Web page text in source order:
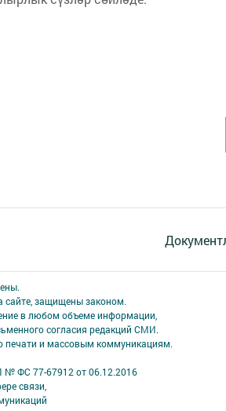
защищены законом.
в любом объеме информации,
согласия редакций СМИ.
печати и массовым коммуникациям.
№ ФС 77-67912 от 06.12.2016
связи,